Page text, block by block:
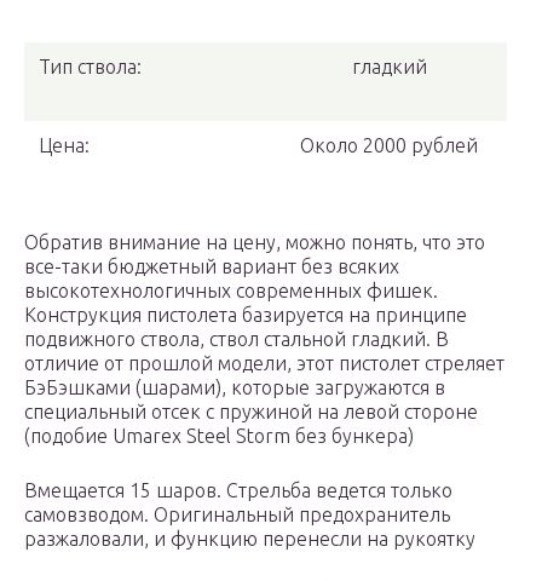
Тип ствола: гладкий
Цена: Около 2000 рублей
Обратив внимание на цену, можно понять, что это
все-таки бюджетный вариант без всяких
высокотехнологичных современных фишек.
Конструкция пистолета базируется на принципе
подвижного ствола, ствол стальной гладкий. В
отличие от прошлой модели, этот пистолет стреляет
БэБэшками (шарами), которые загружаются в
специальный отсек с пружиной на левой стороне
(подобие Umarex Steel Storm без бункера)
Вмещается 15 шаров. Стрельба ведется только
самовзводом. Оригинальный предохранитель
разжаловали, и функцию перенесли на рукоятку